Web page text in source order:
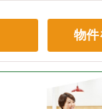
物件